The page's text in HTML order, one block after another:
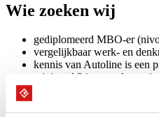
Wie zoeken wij
gediplomeerd MBO-er
vergelijkbaar werk- en
kennis van Autoline is een
minimaal 3 jaar werkervaring
Jouw